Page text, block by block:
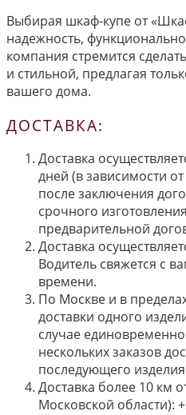
Выбирая шкаф-купе от
надежность,
компания стремится
и стильной, предлагая
вашего дома.
ДОСТАВКА:
Доставка
дней (в зависимости
после заключения
срочного
предварительной
Доставка
Водитель свяжется с
времени.
По Москве и в
доставки одного
случае
нескольких заказов
последующего
Доставка более 10 км
Московской области):